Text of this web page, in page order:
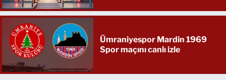
Ümraniyespor Mardin 1969
Spor maçını canlı izle